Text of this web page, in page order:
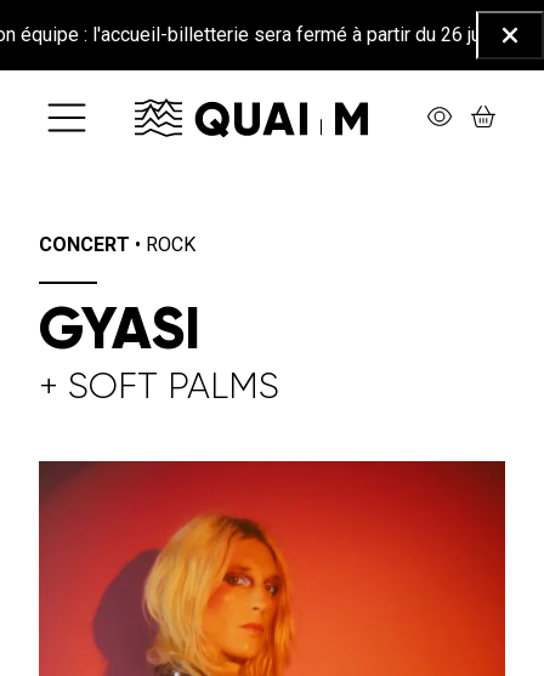
l'accueil-billetterie sera fermé à partir du 26 juin jusqu'au 25
CONCERT • ROCK
GYASI
+ SOFT PALMS